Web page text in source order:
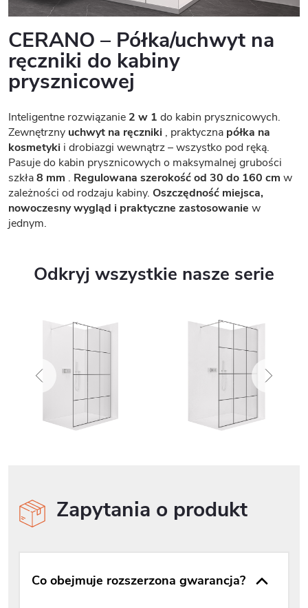
CERANO – Półka/uchwyt na
ręczniki do kabiny
prysznicowej
Inteligentne rozwiązanie 2 w 1 do kabin prysznicowych.
Zewnętrzny uchwyt na ręczniki , praktyczna półka na
kosmetyki i drobiazgi wewnątrz – wszystko pod ręką.
Pasuje do kabin prysznicowych o maksymalnej grubości
szkła8 mm . Regulowana szerokość od 30 do 160 cm w
zależności od rodzaju kabiny. Oszczędność miejsca,
nowoczesny wygląd i praktyczne zastosowanie w
jednym.
Odkryj wszystkie nasze serie
Zapytania o produkt
Co obejmuje rozszerzona gwarancja?